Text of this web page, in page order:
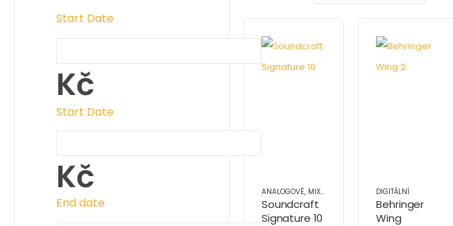
ANALOGOVÉ, MIXÁŽNÍ PULTY OZVUČOVACÍ TECHNIKA
Soundcraft
Signature 10
DIGITÁLNÍ
Behringer
Wing
Start Date
Kč
Start Date
Kč
End date